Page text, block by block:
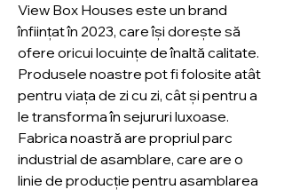
View Box Houses este un brand
înființat în 2023, care își dorește să
ofere oricui locuințe de înaltă calitate.
Produsele noastre pot fi folosite atât
pentru viața de zi cu zi, cât și pentru a
le transforma în sejururi luxoase.
Fabrica noastră are propriul parc
industrial de asamblare, care are o
linie de producție pentru asamblarea